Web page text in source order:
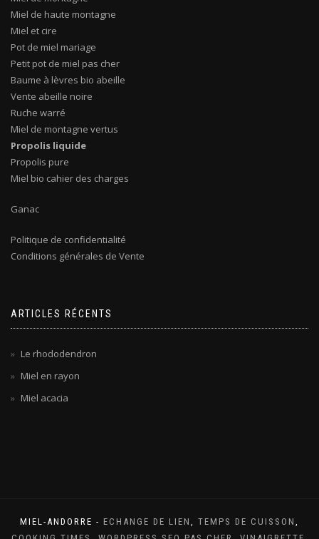
Miel de haute montagne
Miel et cire
Pot de miel mariage
Petit pot de miel pas cher
Baume à lèvres bio abeille
Vente abeille noire
Ruche warré
Miel de montagne vertus
Propolis liquide
Propolis pure
Miel bio cahier des charges
Ganac
Politique de confidentialité
Conditions générales de Vente
ARTICLES RÉCENTS
Le rhododendron
Miel en rayon
Miel acacia
MIEL-ANDORRE - ECHANGE DE LIEN , TEMPS DE CUISSON ,